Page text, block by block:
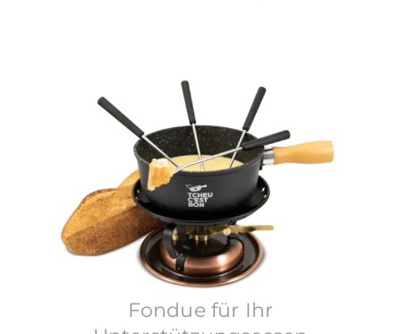
Fondue für Ihr